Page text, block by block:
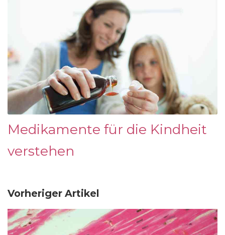
Medikamente für die Kindheit
verstehen
Vorheriger Artikel